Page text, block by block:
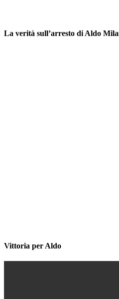
La verità sull’arresto di Aldo
Vittoria per Aldo